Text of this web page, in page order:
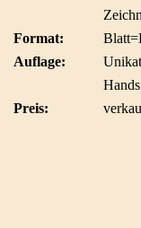
Format:
Auflage:
Unikat
Preis: